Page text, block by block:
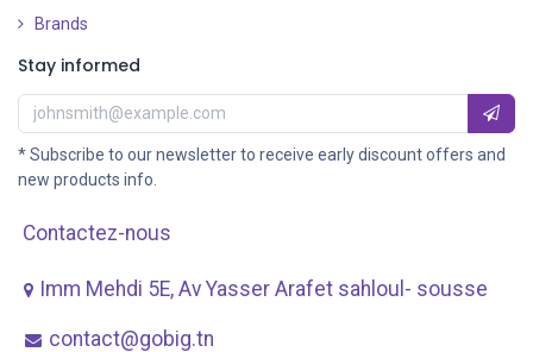
Brands
Stay informed
* Subscribe to our newsletter to receive early discount offers and
new products info.
Contactez-nous
Imm Mehdi 5E, Av ​Yasser Arafet sahloul- sousse
contact@gobig.tn